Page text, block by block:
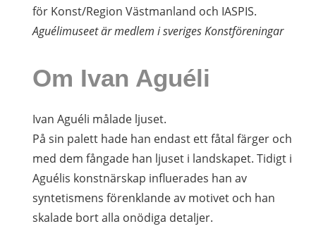
för Konst/Region Västmanland och IASPIS.
Aguélimuseet är medlem i sveriges Konstföreningar
Om Ivan Aguéli
Ivan Aguéli målade ljuset.
På sin palett hade han endast ett fåtal färger och
med dem fångade han ljuset i landskapet. Tidigt i
Aguélis konstnärskap influerades han av
syntetismens förenklande av motivet och han
skalade bort alla onödiga detaljer.